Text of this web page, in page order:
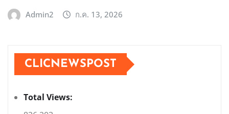
Admin2 ก.ค. 13, 2026
CLICNEWSPOST
Total Views: